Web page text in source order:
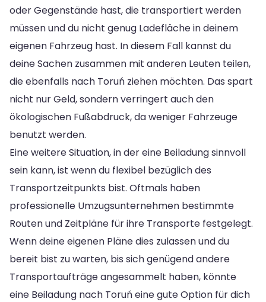
oder Gegenstände hast, die transportiert werden
müssen und du nicht genug Ladefläche in deinem
eigenen Fahrzeug hast. In diesem Fall kannst du
deine Sachen zusammen mit anderen Leuten teilen,
die ebenfalls nach Toruń ziehen möchten. Das spart
nicht nur Geld, sondern verringert auch den
ökologischen Fußabdruck, da weniger Fahrzeuge
benutzt werden.
Eine weitere Situation, in der eine Beiladung sinnvoll
sein kann, ist wenn du flexibel bezüglich des
Transportzeitpunkts bist. Oftmals haben
professionelle Umzugsunternehmen bestimmte
Routen und Zeitpläne für ihre Transporte festgelegt.
Wenn deine eigenen Pläne dies zulassen und du
bereit bist zu warten, bis sich genügend andere
Transportaufträge angesammelt haben, könnte
eine Beiladung nach Toruń eine gute Option für dich